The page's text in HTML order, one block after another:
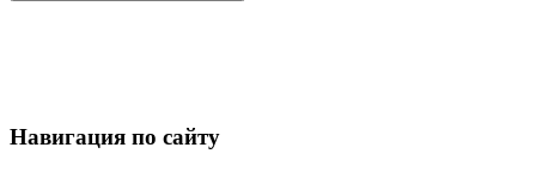
Навигация по сайту